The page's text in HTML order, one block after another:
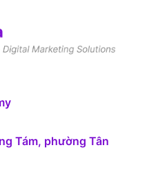
Tám, phường Tân